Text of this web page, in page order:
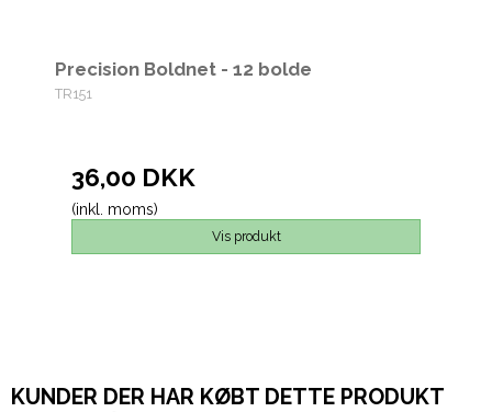
Precision Boldnet - 12 bolde
TR151
36,00 DKK
(inkl. moms)
Vis produkt
KUNDER DER HAR KØBT DETTE PRODUKT